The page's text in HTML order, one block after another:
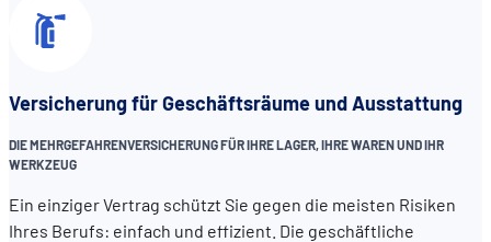
Versicherung für Geschäftsräume und Ausstattung
DIE MEHRGEFAHRENVERSICHERUNG FÜR IHRE LAGER, IHRE WAREN UND IHR
WERKZEUG
Ein einziger Vertrag schützt Sie gegen die meisten Risiken
Ihres Berufs: einfach und effizient. Die geschäftliche